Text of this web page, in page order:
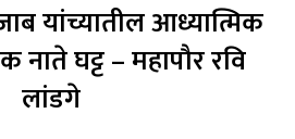
यांच्यातील आध्यात्मिक
घट्ट – महापौर रवि
लांडगे